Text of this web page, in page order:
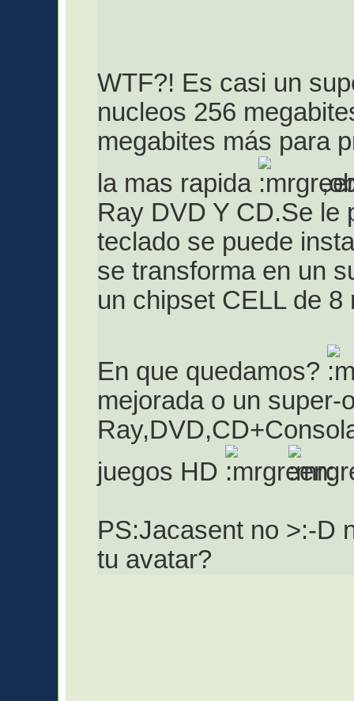
WTF?! Es casi un
nucleos 256
megabites más para
la mas rapida
Ray DVD Y CD.Se le
teclado se puede
se transforma en un
un chipset CELL de
En que quedamos?
mejorada o un super-
juegos HD
PS:Jacasent no >:-D
tu avatar?